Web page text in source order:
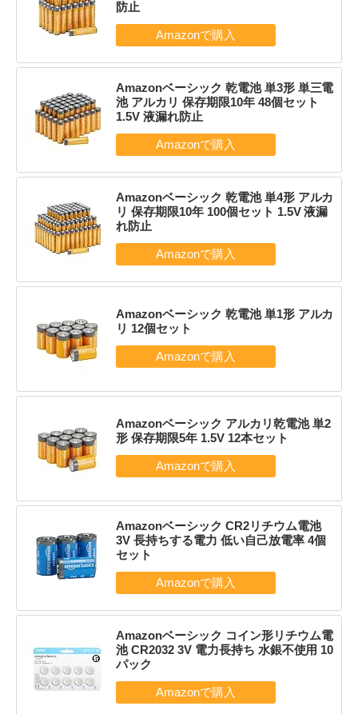
防止
Amazonベーシック 乾電池 単3形 単三電
池 アルカリ 保存期限10年 48個セット
1.5V 液漏れ防止
Amazonベーシック 乾電池 単4形 アルカ
リ 保存期限10年 100個セット 1.5V 液漏
れ防止
Amazonベーシック 乾電池 単1形 アルカ
リ 12個セット
Amazonベーシック アルカリ乾電池 単2
形 保存期限5年 1.5V 12本セット
Amazonベーシック CR2リチウム電池
3V 長持ちする電力 低い自己放電率 4個
セット
Amazonベーシック コイン形リチウム電
池 CR2032 3V 電力長持ち 水銀不使用 10
パック